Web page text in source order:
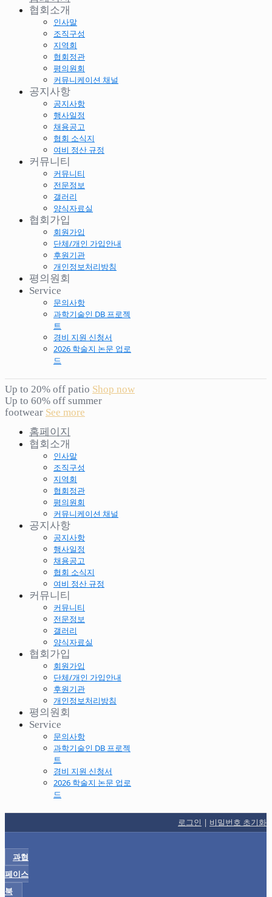
협회소개
인사말
조직구성
지역회
협회정관
평의원회
커뮤니케이션 채널
공지사항
공지사항
행사일정
채용공고
협회 소식지
여비 정산 규정
커뮤니티
커뮤니티
전문정보
갤러리
양식자료실
협회가입
회원가입
단체/개인 가입안내
후원기관
개인정보처리방침
평의원회
Service
문의사항
과학기술인 DB 프로젝
트
경비 지원 신청서
2026 학술지 논문 업로
드
Up to 20% off patio Shop now
Up to 60% off summer
footwear See more
홈페이지
협회소개
인사말
조직구성
지역회
협회정관
평의원회
커뮤니케이션 채널
공지사항
공지사항
행사일정
채용공고
협회 소식지
여비 정산 규정
커뮤니티
커뮤니티
전문정보
갤러리
양식자료실
협회가입
회원가입
단체/개인 가입안내
후원기관
개인정보처리방침
평의원회
Service
문의사항
과학기술인 DB 프로젝
트
경비 지원 신청서
2026 학술지 논문 업로
드
로그인 | 비밀번호 초기화
과협
페이스
북